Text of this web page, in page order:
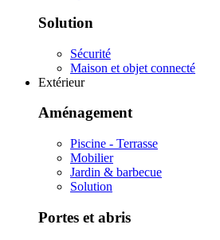
Solution
Sécurité
Maison et objet connecté
Extérieur
Aménagement
Piscine - Terrasse
Mobilier
Jardin & barbecue
Solution
Portes et abris